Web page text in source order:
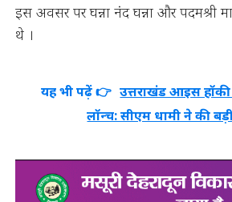
इस अवसर पर घन्ना नंद घन्ना और पदमश्री
थे ।
यह भी पढ़ें 👉 उत्तराखंड आइस हॉकी
लॉन्च: सीएम धामी ने की